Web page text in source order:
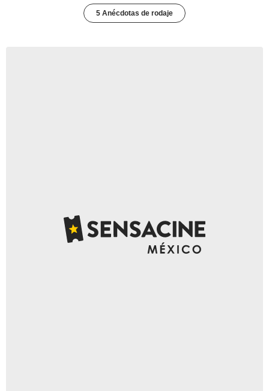
5 Anécdotas de rodaje